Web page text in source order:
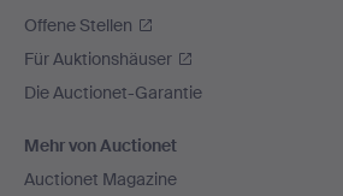
Offene Stellen
Für Auktionshäuser
Die Auctionet-Garantie
Mehr von Auctionet
Auctionet Magazine